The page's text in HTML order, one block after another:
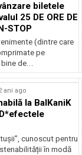
biletele
25 DE ORE DE
STOP
(dintre care
pe
de...
ani ago
la BalKaniK
cunoscut pentru
în modă